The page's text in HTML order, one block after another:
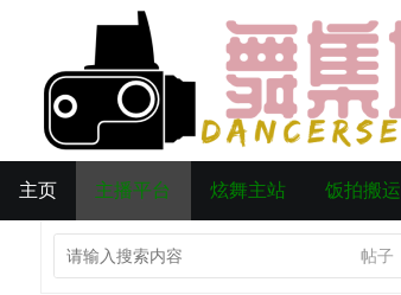
主页 主播平台 炫舞主站 饭拍搬运
帖子